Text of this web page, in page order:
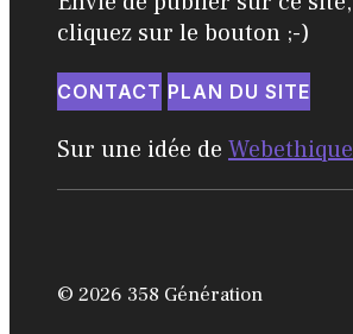
cliquez sur le bouton ;-)
CONTACT PLAN DU SITE
Sur une idée de Webethique
© 2026 358 Génération